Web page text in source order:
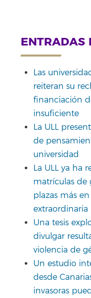
ENTRADAS
Las
reiteran su
financiación
insuficiente
La ULL
de
universidad
La ULL ya ha
matrículas de
plazas más
extraordinaria
Una tesis
divulgar
violencia de
Un estudio
desde
invasoras